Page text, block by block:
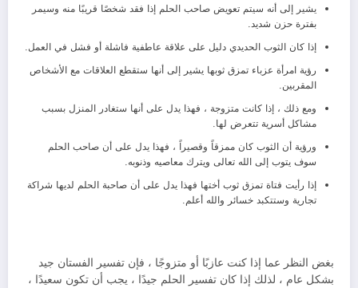
يشير إلى أنه سيتم تعويض صاحب الحلم إذا فقد شخصًا قريبًا منه وسيمر
بفترة حزن شديد.
إذا كان الثوب الحديدي دليل على علاقة عاطفية فاشلة أو فشل في العمل.
رؤية امرأة عزباء تمزق ثوبها يشير إلى أنها ستقطع العلاقات مع الأشخاص
المقربين.
ومع ذلك ، إذا كانت متزوجة ، فهذا يدل على أنها ستغادر المنزل بسبب
مشاكل أسرية تتعرض لها.
ورؤية أن الثوب كان ممزقاً وقصيراً ، فهذا يدل على أن صاحب الحلم
سوف يتوب إلى الله تعالى ويترك معاصيه وذنوبه.
إذا رأيت فتاة تمزق ثوب أختها فهذا يدل على أن صاحبة الحلم لديها شراكة
تجارية وستتكبد خسائر والله أعلم.
بغض النظر عما إذا كنت عازبًا أو متزوجًا ، فإن تفسير الفستان جيد
بشكل عام ، لذلك إذا كان تفسير الحلم جيدًا ، يجب أن تكون سعيدًا ،